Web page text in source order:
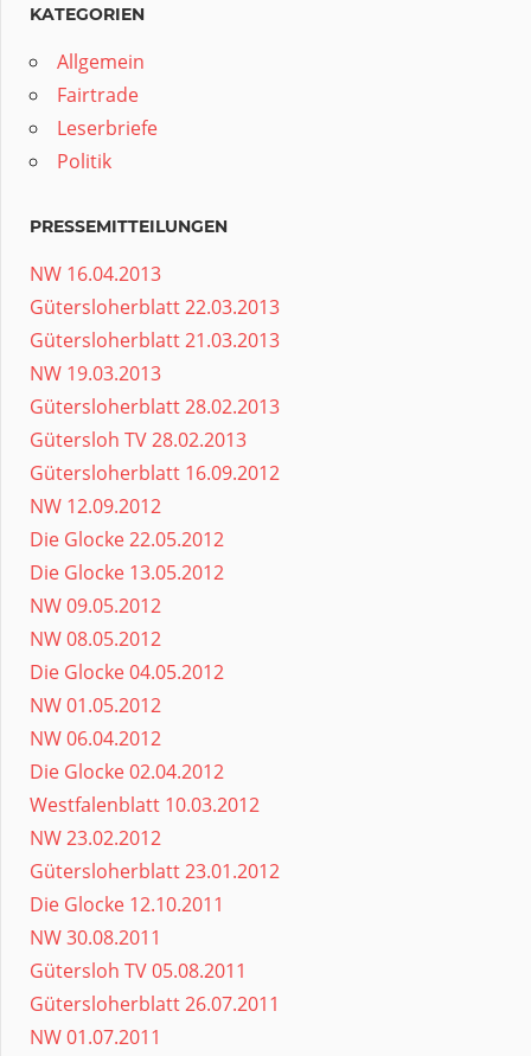
KATEGORIEN
Allgemein
Fairtrade
Leserbriefe
Politik
PRESSEMITTEILUNGEN
NW 16.04.2013
Gütersloherblatt 22.03.2013
Gütersloherblatt 21.03.2013
NW 19.03.2013
Gütersloherblatt 28.02.2013
Gütersloh TV 28.02.2013
Gütersloherblatt 16.09.2012
NW 12.09.2012
Die Glocke 22.05.2012
Die Glocke 13.05.2012
NW 09.05.2012
NW 08.05.2012
Die Glocke 04.05.2012
NW 01.05.2012
NW 06.04.2012
Die Glocke 02.04.2012
Westfalenblatt 10.03.2012
NW 23.02.2012
Gütersloherblatt 23.01.2012
Die Glocke 12.10.2011
NW 30.08.2011
Gütersloh TV 05.08.2011
Gütersloherblatt 26.07.2011
NW 01.07.2011